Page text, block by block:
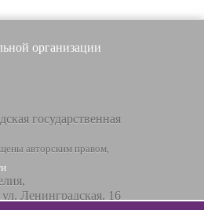
организации
государственная
авторским правом,
Ленинградская, 16